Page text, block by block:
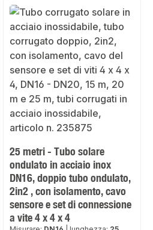
25 metri - Tubo solare
ondulato in acciaio inox
DN16, doppio tubo ondulato,
2in2 , con isolamento, cavo
sensore e set di connessione
a vite 4 x 4 x 4